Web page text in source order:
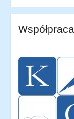
Współpraca